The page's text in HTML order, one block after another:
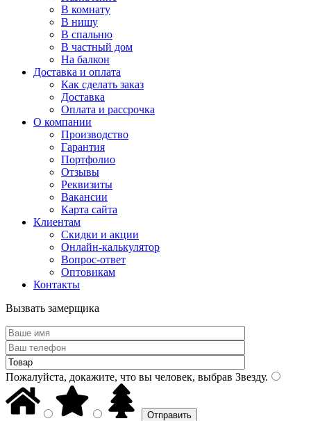
В комнату
В нишу
В спальню
В частный дом
На балкон
Доставка и оплата
Как сделать заказ
Доставка
Оплата и рассрочка
О компании
Производство
Гарантия
Портфолио
Отзывы
Реквизиты
Вакансии
Карта сайта
Клиентам
Скидки и акции
Онлайн-калькулятор
Вопрос-ответ
Оптовикам
Контакты
Вызвать замерщика
Пожалуйста, докажите, что вы человек, выбрав Звезду.